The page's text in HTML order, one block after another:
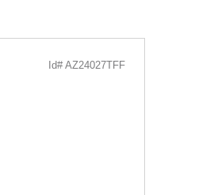
Id# AZ24027TFF